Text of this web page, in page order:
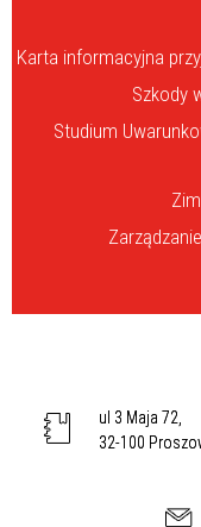
Karta informacyjna
Szkody
Studium
ul 3 Maja 72,
32-100